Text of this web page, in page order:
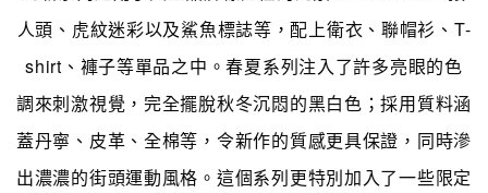
人頭、虎紋迷彩以及鯊魚標誌等，配上衛衣、聯帽衫、T-
shirt、褲子等單品之中。春夏系列注入了許多亮眼的色
調來刺激視覺，完全擺脫秋冬沉悶的黑白色；採用質料涵
蓋丹寧、皮革、全棉等，令新作的質感更具保證，同時滲
出濃濃的街頭運動風格。這個系列更特別加入了一些限定